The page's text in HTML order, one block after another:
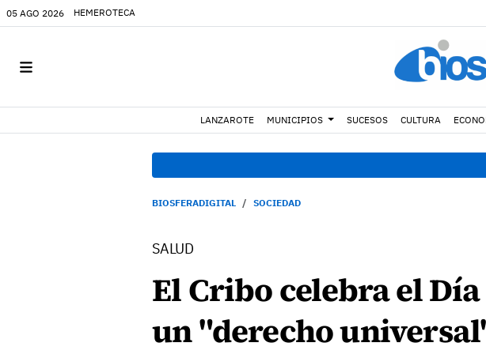
05 AGO 2026 HEMEROTECA
LANZAROTE MUNICIPIOS SUCESOS CULTURA
BIOSFERADIGITAL SOCIEDAD
SALUD
El Cribo celebra el
un "derecho